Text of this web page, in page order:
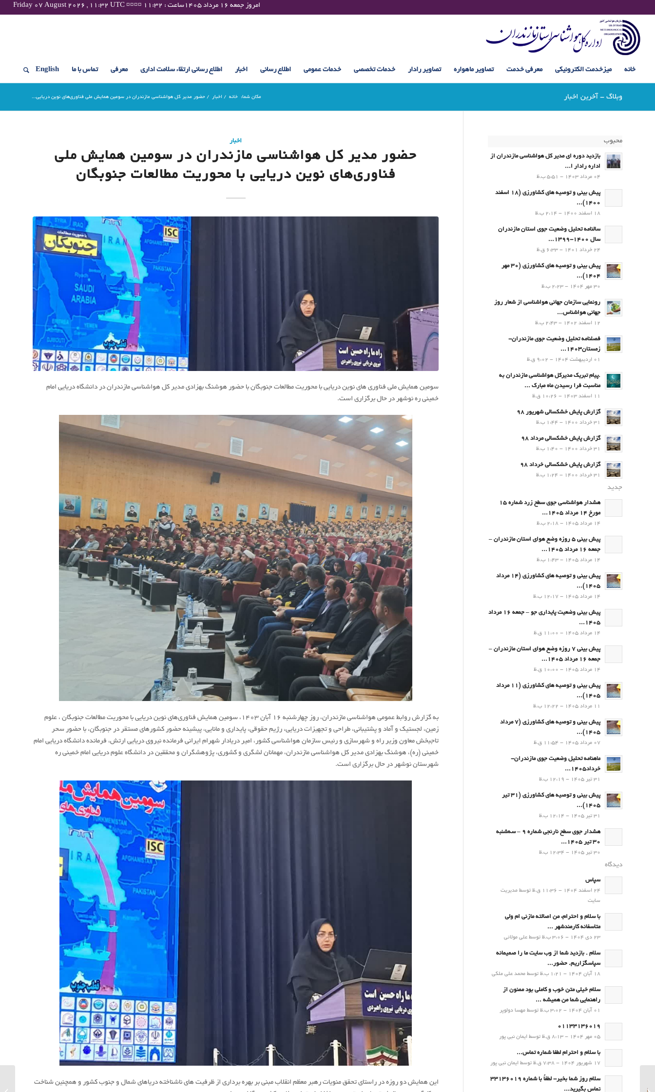
Friday 07 August 2026 , 11:32 UTC ¤¤¤¤ امروز جمعه ۱۶ مرداد ۱۴۰۵ساعت : ۱۱:۳۲
خانه میزخدمت الکترونیکی معرفی خدمت تصاویر ماهواره تصاویر رادار خدمات تخصصی خدمات عمومی اطلاع رسانی اخبار اطلاع رسانی ارتقاء سلامت اداری معرفی تماس با ما English
وبلاگ - آخرین اخبار مکان شما: خانه / اخبار / حضور مدیر کل هواشناسی مازندران در سومین همایش ملی فناوری‌های نوین دریایی...
اخبار
حضور مدیر کل هواشناسی مازندران در سومین همایش ملی
فناوری‌های نوین دریایی با محوریت مطالعات جنوبگان
سومین همایش ملی فناوری های نوین دریایی با محوریت مطالعات جنوبگان با حضور هوشنگ بهزادی مدیر کل هواشناسی مازندران در دانشگاه دریایی امام
خمینی ره نوشهر در حال برگزاری است.
به گزارش روابط عمومی هواشناسی مازندران، روز چهارشنبه 16 آبان 1403، سومین همایش فناوری‌های نوین دریایی با محوریت مطالعات جنوبگان ، علوم
زمین، لجستیک و آماد و پشتیبانی، طراحی و تجهیزات دریایی، رژیم حقوقی، پایداری و مانایی، پیشینه حضور کشورهای مستقر در جنوبگان، با حضور سحر
تاجبخش معاون وزیر راه و شهرسازی و رئیس سازمان هواشناسی کشور، امیر دریادار شهرام ایرانی فرمانده نیروی دریایی ارتش، فرمانده دانشگاه دریایی امام
خمینی (ره)، هوشنگ بهزادی مدیر کل هواشناسی مازندران، مهمانان لشگری و کشوری، پژوهشگران و محققین در دانشگاه علوم دریایی امام خمینی ره
شهرستان نوشهر در حال برگزاری است.
این همایش دو روزه در راستای تحقق منویات رهبر معظم انقلاب مبنی بر بهره برداری از ظرفیت های ناشناخته دریاهای شمال و جنوب كشور و همچنین شناخت
محبوب
بازدید دوره ای مدیر کل هواشناسی مازندران از
اداره رادار ا...
04 مرداد 1403 - 5:51 ب.ظ
پیش بینی و توصیه های کشاورزی (18 اسفند
1400)...
18 اسفند 1400 - 2:14 ب.ظ
سالنامه تحلیل وضعیت جوی استان مازندران
سال 1400-1399...
24 خرداد 1401 - 6:33 ق.ظ
پیش بینی و توصیه های کشاورزی (30 مهر
۱۴۰۴)...
30 مهر 1404 - 2:23 ب.ظ
رونمایی سازمان جهانی هواشناسی از شعار روز
جهانی هواشناس...
12 اسفند 1402 - 2:43 ب.ظ
فصلنامه تحلیل وضعیت جوی مازندران-
زمستان۱۴۰۳...
01 اردیبهشت 1404 - 9:02 ق.ظ
.پيام تبريك مدیرکل هواشناسی مازندران به
مناسبت فرا رسيدن ماه مبارك ...
11 اسفند 1403 - 10:26 ق.ظ
گزارش پایش خشکسالی شهریور 98
31 خرداد 1400 - 1:44 ب.ظ
گزارش پایش خشکسالی مرداد 98
31 خرداد 1400 - 1:40 ب.ظ
گزارش پایش خشکسالی خرداد 98
31 خرداد 1400 - 1:24 ب.ظ
جدید
هشدار هواشناسی جوی سطح زرد شماره 15
مورخ 14 مرداد 1405...
14 مرداد 1405 - 2:18 ب.ظ
پیش بینی 5 روزه وضع هوای استان مازندران –
جمعه 16 مرداد 1405...
14 مرداد 1405 - 1:43 ب.ظ
پیش بینی و توصیه های کشاورزی (14 مرداد
۱۴۰۵)...
14 مرداد 1405 - 12:17 ب.ظ
پیش بینی وضعیت پایداری جو – جمعه 16 مرداد
1405...
14 مرداد 1405 - 11:00 ق.ظ
پیش بینی 7 روزه وضع هوای استان مازندران –
جمعه 16 مرداد 1405...
14 مرداد 1405 - 10:00 ق.ظ
پیش بینی و توصیه های کشاورزی (11 مرداد
۱۴۰۵)...
11 مرداد 1405 - 12:22 ب.ظ
پیش بینی و توصیه های کشاورزی (7 مرداد
۱۴۰۵)...
07 مرداد 1405 - 11:54 ق.ظ
ماهنامه تحلیل وضعیت جوی مازندران-
خرداد1405...
31 تیر 1405 - 12:19 ب.ظ
پیش بینی و توصیه های کشاورزی (31 تیر
۱۴۰۵)...
31 تیر 1405 - 12:14 ب.ظ
هشدار جوی سطح نارنجی شماره 9 – سه‌شنبه
30 تیر 1405...
30 تیر 1405 - 12:34 ب.ظ
دیدگاه
سپاس
24 اسفند 1404 - 11:36 ق.ظ توسط مدیریت
سایت
با سلام و احترام، من اصالته مازنی ام ولی
متاسفانه کارمندشهر ...
23 دی 1404 - 3:06 ب.ظ توسط علی مولائی
سلام . بازدید شما از وب سایت ما را صمیمانه
سپاسگزاریم. حضور...
18 آبان 1404 - 1:21 ب.ظ توسط محمد علی ملکی
سلام خیلی متن خوب و کاملی بود ممنون از
راهنمایی شما من همیشه ...
01 آبان 1404 - 3:02 ب.ظ توسط مهسا دولوپر
01133136019
05 مهر 1404 - 8:13 ق.ظ توسط ایمان نبی پور
با سلام و احترام لطفا شماره تماس...
17 شهریور 1404 - 7:38 ق.ظ توسط ایمان نبی پور
سلام روز شما بخیر- لطفاً با شماره 33136019
تماس بگیرید...
پیش بینی و توصیه های